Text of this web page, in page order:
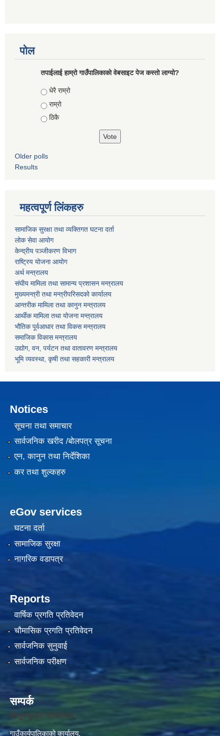
पोल
तपाईलाई हाम्रो गाउँपालिकाको वेबसाइट पेज कस्तो लाग्यो?
Choices
धेरै राम्रो
राम्रो
ठिकै
Older polls
Results
महत्वपूर्ण लिंकहरु
सामाजिक सुरक्षा तथा व्यक्तिगत घटना दर्ता
लोक सेवा आयोग
केन्द्रीय पञ्जीकरण विभाग
राष्ट्रिय योजना आयोग
अर्थ मन्त्रालय
संघीय मामिला तथा सामान्य प्रशासन मन्त्रालय
मुख्यमन्त्री तथा मन्त्रीपरिसदको कार्यालय
आन्तरीक मामिला तथा कानुन मन्त्रालय
आर्थीक मामिला तथा योजना मन्त्रालय
भौतिक पूर्वआधार तथा विकस मन्त्रालय
समाजिक विकास मन्त्रालय
उद्योग, वन, पर्यटन तथा वातावरण मन्त्रालय
भूमि व्यवस्था, कृषी तथा सहकारी मन्त्रालय
Notices
सूचना तथा समाचार
सार्वजनिक खरीद /बोलपत्र सूचना
एन, कानुन तथा निर्देशिका
कर तथा शुल्कहरु
eGov services
घटना दर्ता
सामाजिक सुरक्षा
नागरिक वडापत्र
Reports
वार्षिक प्रगति प्रतिवेदन
चौमासिक प्रगति प्रतिवेदन
सार्वजनिक सुनुवाई
सार्वजनिक परीक्षण
सम्पर्क
त्रिपुरासुन्दरी गाउँपालिका ,
गाउँकार्यपालिकाको कार्यालय,